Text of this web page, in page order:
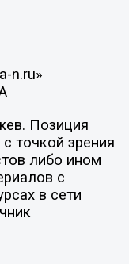
n.ru»
Позиция
точкой зрения
либо ином
с
в сети